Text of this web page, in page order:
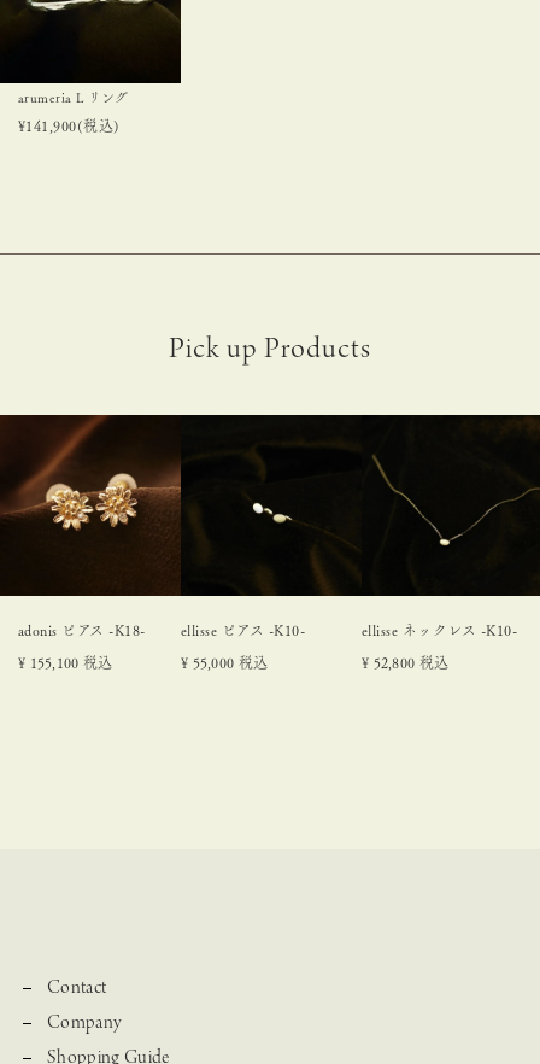
arumeria L リング
¥141,900(税込)
adonis ピアス -K18-
¥ 155,100 税込
ellisse ピアス -K10-
¥ 55,000 税込
ellisse ネックレス -K10-
¥ 52,800 税込
Contact
Company
Shopping Guide